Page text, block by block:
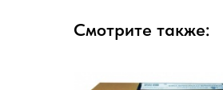
Смотрите также: